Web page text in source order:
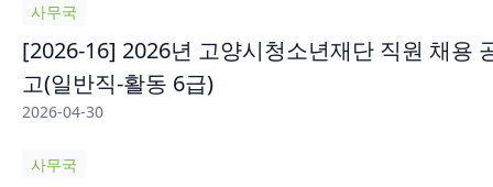
사무국
[2026-16] 2026년 고양시청소년재단 직원 채용
고(일반직-활동 6급)
2026-04-30
사무국